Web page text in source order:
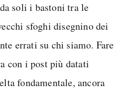
soli i bastoni tra le
sfoghi disegnino dei
errati su chi siamo. Fare
con i post più datati
fondamentale, ancora